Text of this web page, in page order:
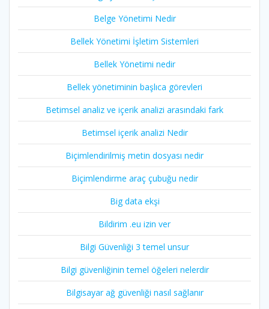
Belge Yönetimi Nedir
Bellek Yönetimi İşletim Sistemleri
Bellek Yönetimi nedir
Bellek yönetiminin başlıca görevleri
Betimsel analiz ve içerik analizi arasındaki fark
Betimsel içerik analizi Nedir
Biçimlendirilmiş metin dosyası nedir
Biçimlendirme araç çubuğu nedir
Big data ekşi
Bildirim .eu izin ver
Bilgi Güvenliği 3 temel unsur
Bilgi güvenliğinin temel öğeleri nelerdir
Bilgisayar ağ güvenliği nasıl sağlanır